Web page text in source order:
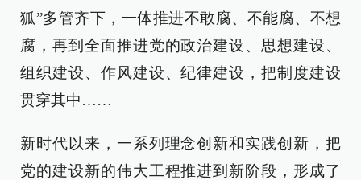
狐”多管齐下，一体推进不敢腐、不能腐、不想
腐，再到全面推进党的政治建设、思想建设、
组织建设、作风建设、纪律建设，把制度建设
贯穿其中……
新时代以来，一系列理念创新和实践创新，把
党的建设新的伟大工程推进到新阶段，形成了